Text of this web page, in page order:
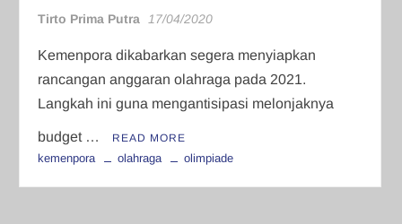
Tirto Prima Putra 17/04/2020
Kemenpora dikabarkan segera menyiapkan
rancangan anggaran olahraga pada 2021.
Langkah ini guna mengantisipasi melonjaknya
budget … READ MORE
kemenpora olahraga olimpiade